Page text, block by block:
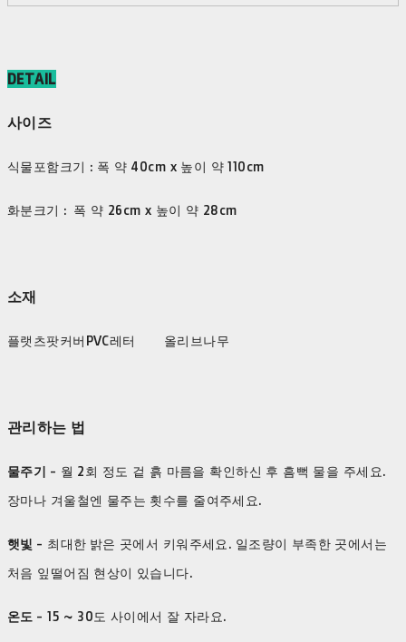
DETAIL
사이즈
식물포함크기 : 폭 약 40cm x 높이 약 110cm
화분크기 : 폭 약 26cm x 높이 약 28cm
소재
플랫츠팟커버PVC레터 올리브나무
관리하는 법
물주기 - 월 2회 정도 겉 흙 마름을 확인하신 후 흠뻑 물을 주세요.
장마나 겨울철엔 물주는 횟수를 줄여주세요.
햇빛 - 최대한 밝은 곳에서 키워주세요. 일조량이 부족한 곳에서는
처음 잎떨어짐 현상이 있습니다.
온도 - 15 ~ 30도 사이에서 잘 자라요.